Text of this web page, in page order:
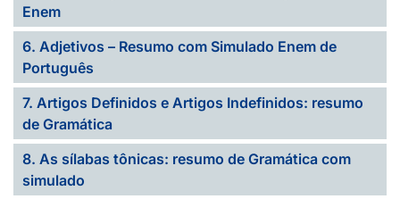
Enem
6. Adjetivos – Resumo com Simulado Enem de
Português
7. Artigos Definidos e Artigos Indefinidos: resumo
de Gramática
8. As sílabas tônicas: resumo de Gramática com
simulado